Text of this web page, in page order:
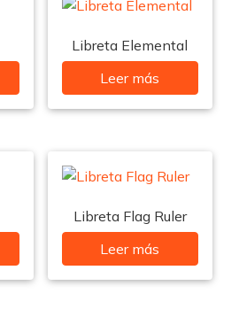
Libreta Elemental
Leer más
Libreta Flag Ruler
Leer más